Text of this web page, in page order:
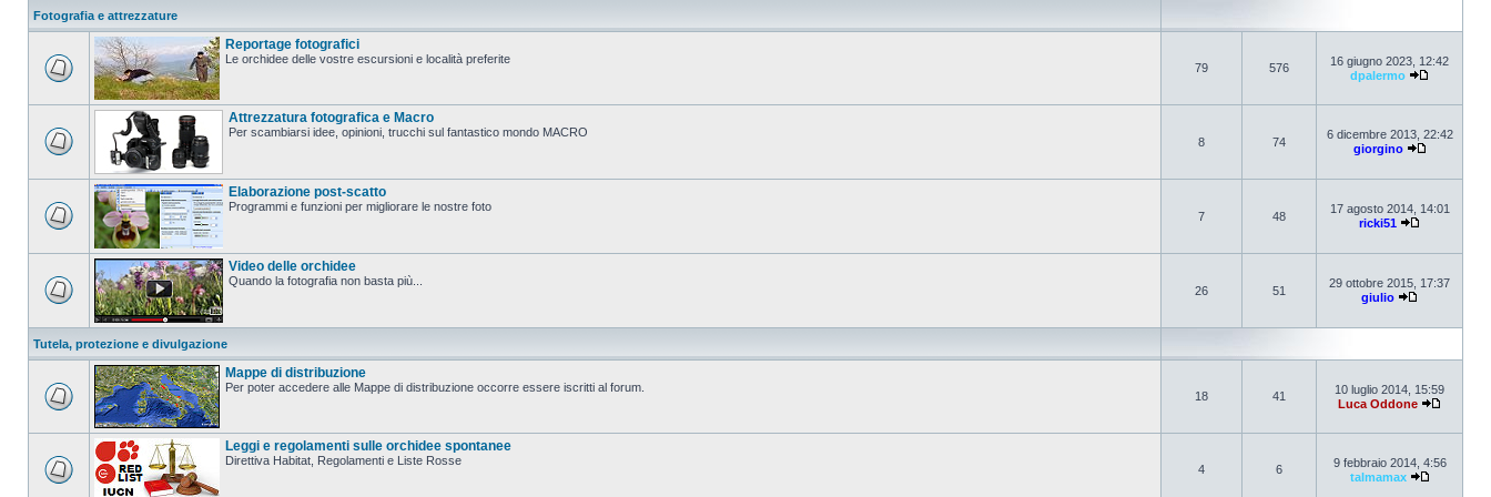
Fotografia e attrezzature
Reportage fotografici
Le orchidee delle vostre escursioni e località preferite
79 576
16 giugno 2023, 12:42
dpalermo
Attrezzatura fotografica e Macro
Per scambiarsi idee, opinioni, trucchi sul fantastico mondo MACRO
8 74
6 dicembre 2013, 22:42
giorgino
Elaborazione post-scatto
Programmi e funzioni per migliorare le nostre foto
7 48
17 agosto 2014, 14:01
ricki51
Video delle orchidee
Quando la fotografia non basta più...
26 51
29 ottobre 2015, 17:37
giulio
Tutela, protezione e divulgazione
Mappe di distribuzione
Per poter accedere alle Mappe di distribuzione occorre essere iscritti al forum.
18 41
10 luglio 2014, 15:59
Luca Oddone
Leggi e regolamenti sulle orchidee spontanee
Direttiva Habitat, Regolamenti e Liste Rosse
4 6
9 febbraio 2014, 4:56
talmamax